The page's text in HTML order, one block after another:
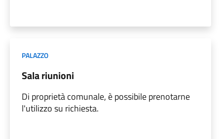
PALAZZO
Sala riunioni
Di proprietà comunale, è possibile prenotarne
l'utilizzo su richiesta.